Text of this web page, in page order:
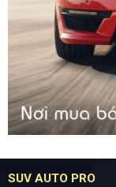
SUV AUTO PRO